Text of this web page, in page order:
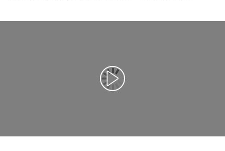
Воспроизведение видео